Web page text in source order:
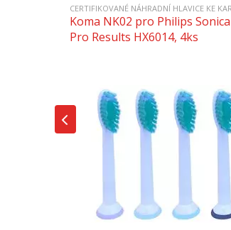
Koma NK02 pro Philips
Pro Results HX6014, 4ks